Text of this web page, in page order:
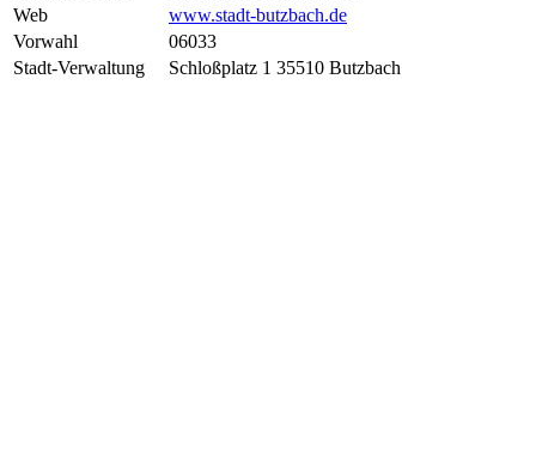
Web
www.stadt-butzbach.de
Vorwahl
06033
Stadt-Verwaltung
Schloßplatz 1 35510 Butzbach